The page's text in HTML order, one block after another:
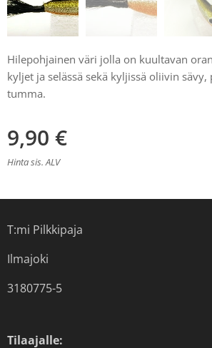
Hilepohjainen väri jolla on kuultavan
kyljet ja selässä sekä kyljissä oliivin sävy,
tumma.
9,90 €
Hinta sis. ALV
T:mi Pilkkipaja
Ilmajoki
3180775-5
Tilaajalle: